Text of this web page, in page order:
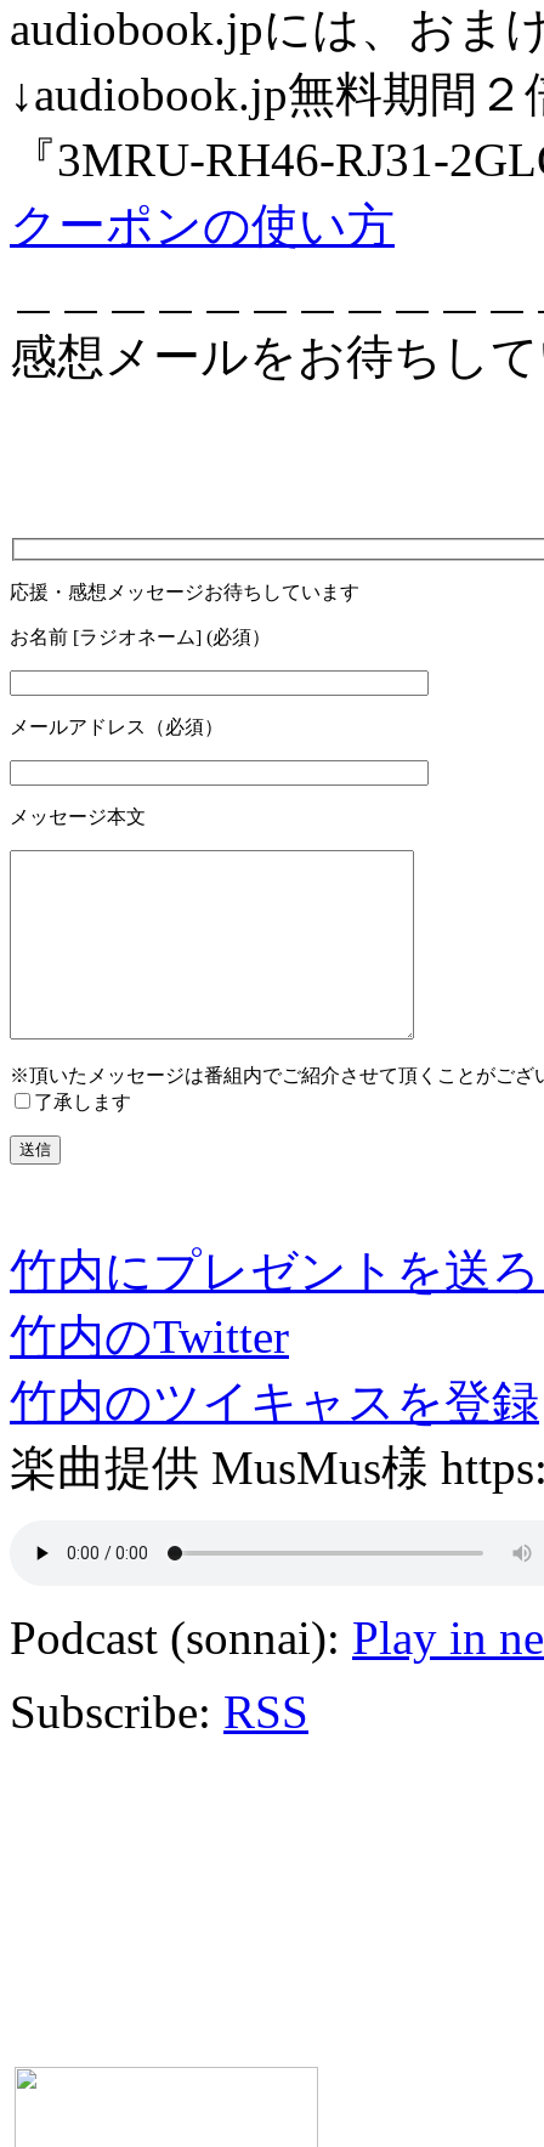
audiobook.jpには、おま
↓audiobook.jp無料期間
『3MRU-RH46-RJ31-
クーポンの使い方
感想メールをお待ちし
応援・感想メッセージお待ちしています
お名前 [ラジオネーム] (必須）
メールアドレス（必須）
メッセージ本文
※頂いたメッセージは番組内でご紹介させて頂くことがござ
了承します
竹内にプレゼントを送
竹内のTwitter
竹内のツイキャスを登録
楽曲提供 MusMus様
Podcast (sonnai): Play in
Subscribe: RSS